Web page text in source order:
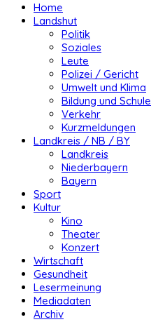
Home
Landshut
Politik
Soziales
Leute
Polizei / Gericht
Umwelt und Klima
Bildung und Schule
Verkehr
Kurzmeldungen
Landkreis / NB / BY
Landkreis
Niederbayern
Bayern
Sport
Kultur
Kino
Theater
Konzert
Wirtschaft
Gesundheit
Lesermeinung
Mediadaten
Archiv